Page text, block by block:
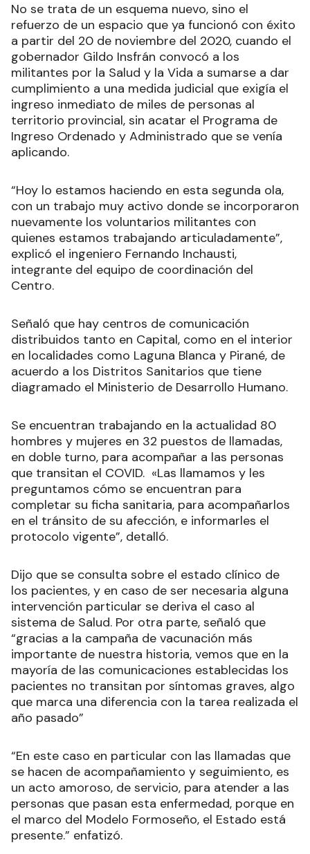
No se trata de un esquema nuevo, sino el
refuerzo de un espacio que ya funcionó con éxito
a partir del 20 de noviembre del 2020, cuando el
gobernador Gildo Insfrán convocó a los
militantes por la Salud y la Vida a sumarse a dar
cumplimiento a una medida judicial que exigía el
ingreso inmediato de miles de personas al
territorio provincial, sin acatar el Programa de
Ingreso Ordenado y Administrado que se venía
aplicando.
“Hoy lo estamos haciendo en esta segunda ola,
con un trabajo muy activo donde se incorporaron
nuevamente los voluntarios militantes con
quienes estamos trabajando articuladamente”,
explicó el ingeniero Fernando Inchausti,
integrante del equipo de coordinación del
Centro.
Señaló que hay centros de comunicación
distribuidos tanto en Capital, como en el interior
en localidades como Laguna Blanca y Pirané, de
acuerdo a los Distritos Sanitarios que tiene
diagramado el Ministerio de Desarrollo Humano.
Se encuentran trabajando en la actualidad 80
hombres y mujeres en 32 puestos de llamadas,
en doble turno, para acompañar a las personas
que transitan el COVID. «Las llamamos y les
preguntamos cómo se encuentran para
completar su ficha sanitaria, para acompañarlos
en el tránsito de su afección, e informarles el
protocolo vigente”, detalló.
Dijo que se consulta sobre el estado clínico de
los pacientes, y en caso de ser necesaria alguna
intervención particular se deriva el caso al
sistema de Salud. Por otra parte, señaló que
“gracias a la campaña de vacunación más
importante de nuestra historia, vemos que en la
mayoría de las comunicaciones establecidas los
pacientes no transitan por síntomas graves, algo
que marca una diferencia con la tarea realizada el
año pasado”
“En este caso en particular con las llamadas que
se hacen de acompañamiento y seguimiento, es
un acto amoroso, de servicio, para atender a las
personas que pasan esta enfermedad, porque en
el marco del Modelo Formoseño, el Estado está
presente.” enfatizó.